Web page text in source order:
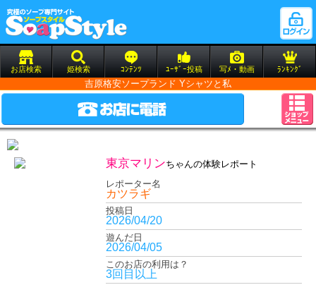
お店検索 姫検索 ｺﾝﾃﾝﾂ ﾕｰｻﾞｰ投稿 写ﾒ・動画 ﾗﾝｷﾝｸﾞ
吉原格安ソープランド Yシャツと私
東京マリンちゃんの体験レポート
レポーター名
カツラギ
投稿日
2026/04/20
遊んだ日
2026/04/05
このお店の利用は？
3回目以上